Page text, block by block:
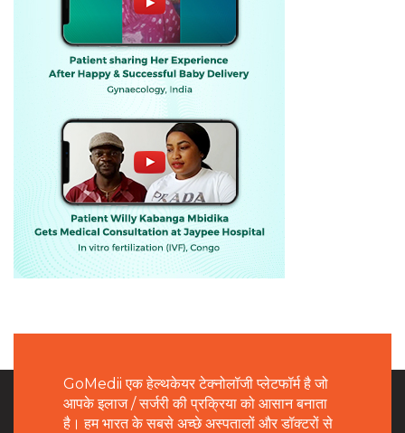
GoMedii एक हेल्थकेयर टेक्नोलॉजी प्लेटफॉर्म है जो
आपके इलाज / सर्जरी की प्रक्रिया को आसान बनाता
है। हम भारत के सबसे अच्छे अस्पतालों और डॉक्टरों से